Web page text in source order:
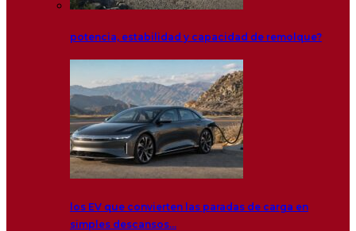
potencia, estabilidad y capacidad de remolque?
los EV que convierten las paradas de carga en
simples descansos…